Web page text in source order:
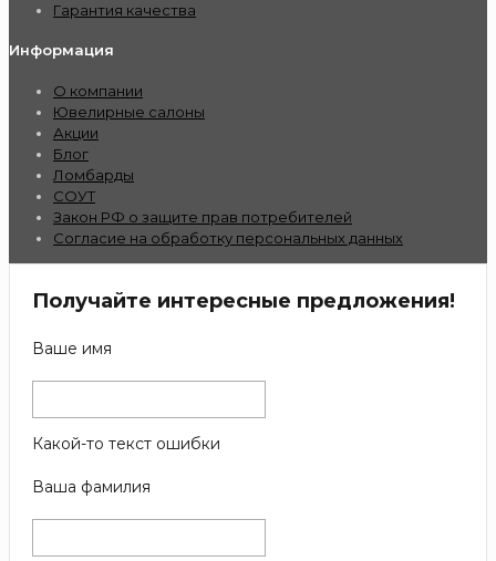
Гарантия качества
Информация
О компании
Ювелирные салоны
Акции
Блог
Ломбарды
СОУТ
Закон РФ о защите прав потребителей
Согласие на обработку персональных данных
Получайте интересные предложения!
Ваше имя
Какой-то текст ошибки
Ваша фамилия